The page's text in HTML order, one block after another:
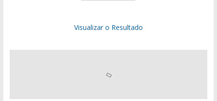
Visualizar o Resultado